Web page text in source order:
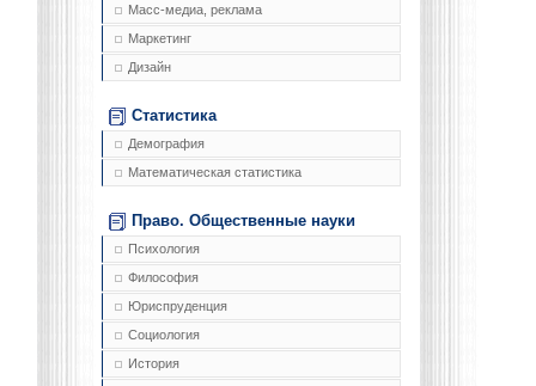
Масс-медиа, реклама
Маркетинг
Дизайн
Статистика
Демография
Математическая статистика
Право. Общественные науки
Психология
Философия
Юриспруденция
Социология
История